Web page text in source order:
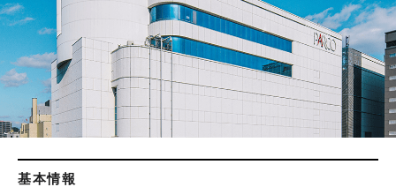
基本情報